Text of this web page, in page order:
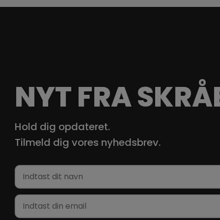
NYT FRA
Hold dig opdateret.
Tilmeld dig vores nyhedsbrev.